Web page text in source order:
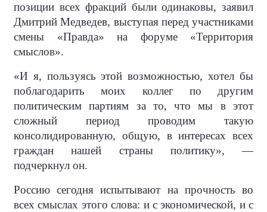
позиции всех фракций были одинаковы, заявил
Дмитрий Медведев, выступая перед участниками
смены «Правда» на форуме «Территория
смыслов».
«И я, пользуясь этой возможностью, хотел бы
поблагодарить моих коллег по другим
политическим партиям за то, что мы в этот
сложный период проводим такую
консолидированную, общую, в интересах всех
граждан нашей страны политику», —
подчеркнул он.
Россию сегодня испытывают на прочность во
всех смыслах этого слова: и с экономической, и с